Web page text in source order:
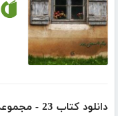
دانلود کتاب 23 - مجموعه شعر